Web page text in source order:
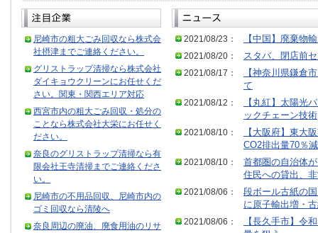
尼崎市の粗大ごみ回収なら株式会
社摂津までご連絡ください。
グリストラップ清掃なら株式会社
ダイキョウクリーンにお任せくだ
さい。関東・関西エリア対応
西宮市内の粗大ごみ回収・処分の
ことなら株式会社大栄にお任せく
ださい。
奈良のグリストラップ清掃なら有
限会社王寺清掃までご連絡くださ
い。
尼崎市の不用品回収、尼崎市内の
ゴミ回収なら清陵へ
奈良周辺の廃油、廃食用油のリサ
2021/08/23：
【中国】廃棄物
2021/08/20：
スタバ、閉店前
2021/08/17：
【神奈川県鎌倉
て
2021/08/12：
【丸紅】太陽光
ックチェーン技術
2021/08/10：
【大阪府】東大
CO2排出量70％減
2021/08/10：
首都圏の自治体
住民への貸出、
2021/08/06：
段ボール古紙の
に原子輸出増・
2021/08/06：
【長久手市】令